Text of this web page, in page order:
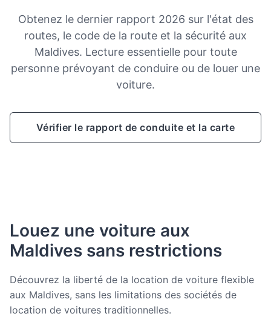
Obtenez le dernier rapport 2026 sur l'état des
routes, le code de la route et la sécurité aux
Maldives. Lecture essentielle pour toute
personne prévoyant de conduire ou de louer une
voiture.
Vérifier le rapport de conduite et la carte
Louez une voiture aux
Maldives sans restrictions
Découvrez la liberté de la location de voiture flexible
aux Maldives, sans les limitations des sociétés de
location de voitures traditionnelles.